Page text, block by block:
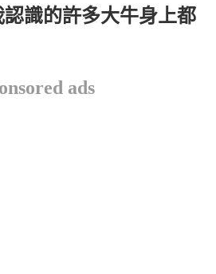
識的許多大牛身上都
ads